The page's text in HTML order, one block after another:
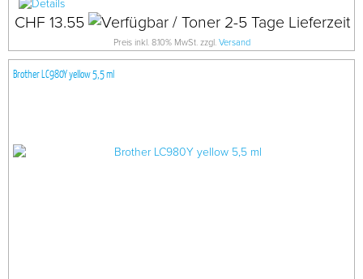
CHF 13.55
Preis inkl. 8.10% MwSt. zzgl. Versand
Brother LC980Y yellow 5,5 ml